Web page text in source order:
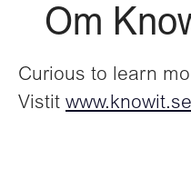
Om
Curious to learn
Vistit www.knowit.se